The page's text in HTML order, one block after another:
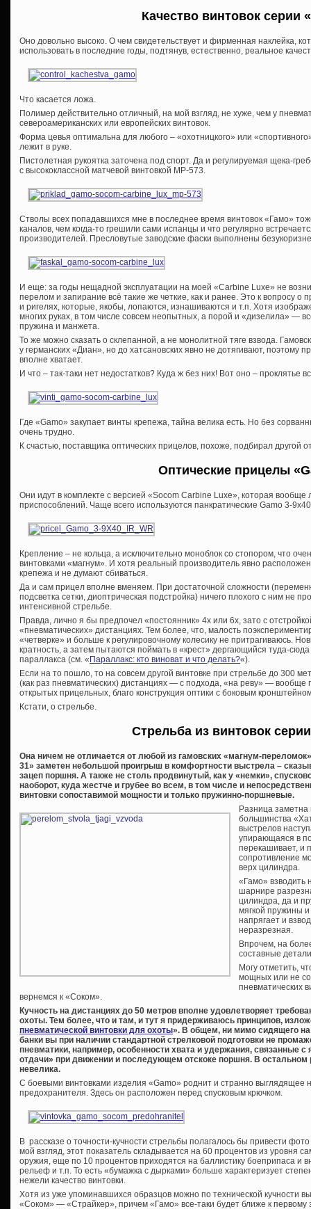
Качество винтовок серии «
Оно довольно высоко. О чем свидетельствует и фирменная наклейка,
использовать в последние годы, подтянув, естественно, реальное
Что касается ложа.
Полимер действительно отличный, на мой взгляд, не хуже, чем у
североамериканских или европейских винтовок.
Форма цевья оптимальна для любого – «охотницкого» или
лежит в руке.
Пистолетная рукоятка заточена под спорт. Да и регулируемая щека-
с высококлассной матчевой винтовкой МР-573.
Стволы всех попадавшихся мне в последнее время винтовок «Гамо»
каналов, чем когда-то грешили сами испанцы и что регулярно
производителей. Пресловутые заводские фаски выполнены
И еще: за годы нещадной эксплуатации на моей «Carbine Luxe» не
перелом и запирание всё такие же четкие, как и ранее. Это к вопросу о
и ригелях, которые, якобы, лопаются, изнашиваются и т.п. Хотя
многих руках, в том числе совсем неопытных, а порой и «дизелила» —
пружина и манжета.
То же можно сказать о склепанной, а не монолитной тяге взвода.
у германских «Диан», но до хатсановских явно не дотягивают, поэтому
вполне хватает.
И что – так-таки нет недостатков? Куда ж без них! Вот оно – проклятье
Где «Gamo» закупает винты крепежа, тайна велика есть. Но без
очень трудно.
К счастью, поставщика оптических прицелов, похоже, подбирал другой
Оптические прицелы «
Они идут в комплекте с версией «Socom Carbine Luxe», которая
приспособлений. Чаще всего используются панкратические Gamo 3-
Крепление – не кольца, а исключительно моноблок со стопором, что
винтовками «магнум». И хотя реальный производитель явно
крепежа и не думают сбиваться.
Да и сам прицел вполне вменяем. При достаточной сложности
подсветка сетки, диоптрическая подстройка) ничего плохого с ним не
интенсивной стрельбе.
Правда, лично я бы предпочел «постоянник» 4х или 6х, зато с
«пневматических» дистанциях. Тем более, что, малость
«четверке» и больше к регулировочному колесику не притрагиваюсь.
кратность, а затем пытаются поймать в «крест» дергающийся туда-
параллакса (см. « Параллакс: кто виноват и что делать?«).
Если на то пошло, то на совсем другой винтовке при стрельбе до 300
(как раз пневматических) дистанциях — с подхода, «на реву» —
открытых прицельных, благо конструкция оптики с боковым
Кстати, о стрельбе.
Стрельба из винтовок
Она ничем не отличается от любой из гамовских «магнум-
31» заметен небольшой проигрыш в комфортности выстрела –
зацеп поршня. А также не столь продвинутый, как у «немки»,
наоборот, куда жестче и грубее во всем, в том числе и
винтовки сопоставимой мощности и только пружинно-поршневые.
Разница заметна
большинства
выстрелов
упирающаяся в
перекашивает, и
сопротивление
верх цилиндра.
«Гамо» взводить
шарнире
цилиндра, да и
мягкой пружины
напрягает и
неразрезная.
Впрочем, на
составные
Могу отметить,
мощных или не
пневматических
вернемся к «Соком».
Кучность на дистанциях до 50 метров вполне удовлетворяет
охоты. Тем более, что и там, и тут я придерживаюсь принципов,
пневматической винтовки для охоты». В общем, ни мимо сидящего
банки вы при наличии стандартной стрелковой подготовки не
пневматики, например, особенности хвата и удержания, связанные
отдачи» при движении и последующем отскоке поршня. В
невелика.
С боевыми винтовками изделия «Gamo» роднит и странно выглядящее
предохранителя. Здесь он расположен перед спусковым крючком.
В рассказе о точности-кучности стрельбы полагалось бы привести
мой взгляд, этот показатель складывается на 60 процентов из уровня
оружия, еще по 10 процентов приходятся на баллистику боеприпаса и
рельеф и т.п. То есть «бумажка с дырками» больше характеризует
нежели качество винтовки.
Хотя из уже упоминавшихся образцов можно по технической кучности
«Соком» — «Страйкер», причем «Гамо» все-таки будет ближе к первому